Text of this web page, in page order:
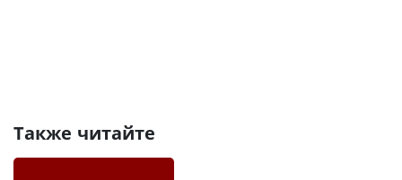
Также читайте